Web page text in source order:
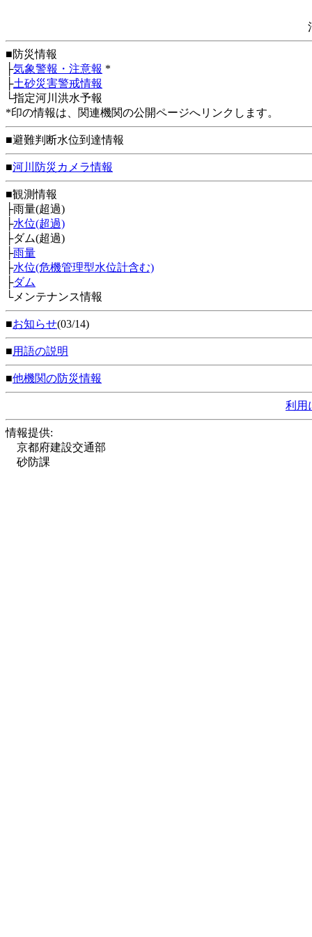
■防災情報
├気象警報・注意報 *
├土砂災害警戒情報
└指定河川洪水予報
*印の情報は、関連機関の公開ページへリンクします。
■避難判断水位到達情報
■河川防災カメラ情報
■観測情報
├雨量(超過)
├水位(超過)
├ダム(超過)
├雨量
├水位(危機管理型水位計含む)
├ダム
└メンテナンス情報
■お知らせ(03/14)
■用語の説明
■他機関の防災情報
利用
情報提供:
京都府建設交通部
砂防課